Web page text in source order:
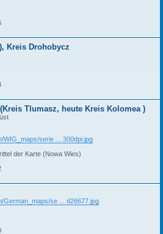
Kreis Drohobycz
Tlumasz, heute Kreis Kolomea )
WIG_maps/serie ... 300dpi.jpg
der Karte (Nowa Wies)
German_maps/se ... d26677.jpg